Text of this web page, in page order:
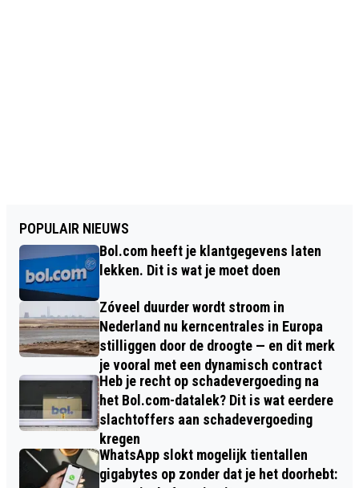
POPULAIR NIEUWS
Bol.com heeft je klantgegevens laten
lekken. Dit is wat je moet doen
Zóveel duurder wordt stroom in
Nederland nu kerncentrales in Europa
stilliggen door de droogte — en dit merk
je vooral met een dynamisch contract
Heb je recht op schadevergoeding na
het Bol.com-datalek? Dit is wat eerdere
slachtoffers aan schadevergoeding
kregen
WhatsApp slokt mogelijk tientallen
gigabytes op zonder dat je het doorhebt: